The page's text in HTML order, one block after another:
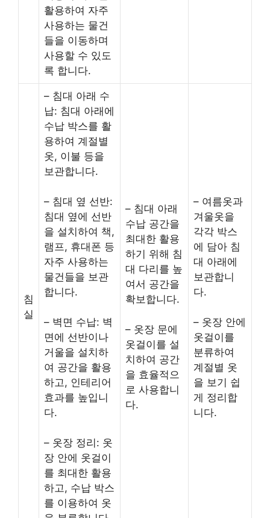
활용하여 자주
사용하는 물건
들을 이동하며
사용할 수 있도
록 합니다.
침
실
– 침대 아래 수
납: 침대 아래에
수납 박스를 활
용하여 계절별
옷, 이불 등을
보관합니다.
– 침대 옆 선반:
침대 옆에 선반
을 설치하여 책,
램프, 휴대폰 등
자주 사용하는
물건들을 보관
합니다.
– 벽면 수납: 벽
면에 선반이나
거울을 설치하
여 공간을 활용
하고, 인테리어
효과를 높입니
다.
– 옷장 정리: 옷
장 안에 옷걸이
를 최대한 활용
하고, 수납 박스
를 이용하여 옷
– 침대 아래
수납 공간을
최대한 활용
하기 위해 침
대 다리를 높
여서 공간을
확보합니다.
– 옷장 문에
옷걸이를 설
치하여 공간
을 효율적으
로 사용합니
다.
– 여름옷과
겨울옷을
각각 박스
에 담아 침
대 아래에
보관합니
다.
– 옷장 안에
옷걸이를
분류하여
계절별 옷
을 보기 쉽
게 정리합
니다.